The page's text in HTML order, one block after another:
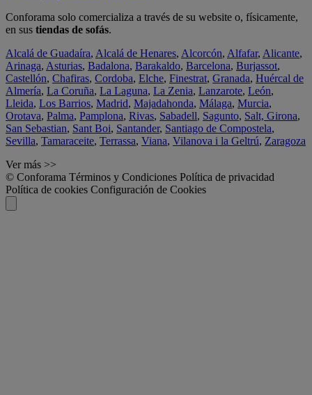
Conforama solo comercializa a través de su website o, físicamente,
en sus tiendas de sofás.
Alcalá de Guadaíra, Alcalá de Henares, Alcorcón, Alfafar, Alicante,
Arinaga, Asturias, Badalona, Barakaldo, Barcelona, Burjassot,
Castellón, Chafiras, Cordoba, Elche, Finestrat, Granada, Huércal de
Almería, La Coruña, La Laguna, La Zenia, Lanzarote, León,
Lleida, Los Barrios, Madrid, Majadahonda, Málaga, Murcia,
Orotava, Palma, Pamplona, Rivas, Sabadell, Sagunto, Salt, Girona,
San Sebastian, Sant Boi, Santander, Santiago de Compostela,
Sevilla, Tamaraceite, Terrassa, Viana, Vilanova i la Geltrú, Zaragoza
Ver más >>
© Conforama Términos y Condiciones Política de privacidad
Política de cookies Configuración de Cookies